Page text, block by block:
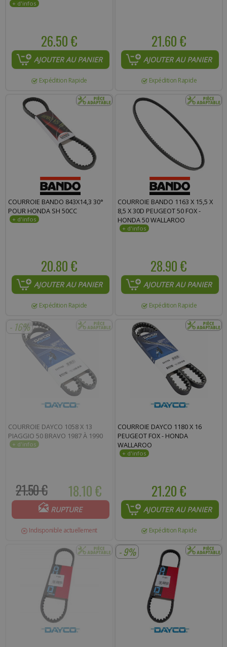
26.50 €
AJOUTER AU PANIER
Expédition Rapide
21.60 €
AJOUTER AU PANIER
Expédition Rapide
COURROIE BANDO 843X14,3 30°
POUR HONDA SH 50CC
20.80 €
AJOUTER AU PANIER
Expédition Rapide
COURROIE BANDO 1163 X 15,5 X
8,5 X 30D PEUGEOT 50 FOX -
HONDA 50 WALLAROO
28.90 €
AJOUTER AU PANIER
Expédition Rapide
- 16%
COURROIE DAYCO 1058 X 13
PIAGGIO 50 BRAVO 1987 À 1990
18.10 €
21.50 €
RUPTURE
Indisponible actuellement
COURROIE DAYCO 1180 X 16
PEUGEOT FOX - HONDA
WALLAROO
21.20 €
AJOUTER AU PANIER
Expédition Rapide
- 9%